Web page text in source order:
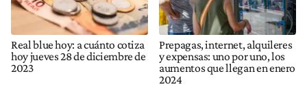
Real blue hoy: a cuánto cotiza
hoy jueves 28 de diciembre de
2023
Prepagas, internet, alquileres
y expensas: uno por uno, los
aumentos que llegan en enero
2024